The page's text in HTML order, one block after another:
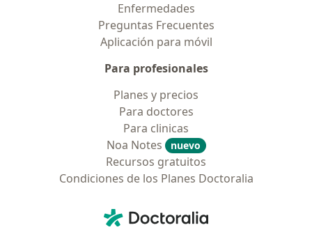
Enfermedades
Preguntas Frecuentes
Aplicación para móvil
Para profesionales
Planes y precios
Para doctores
Para clinicas
Noa Notes
nuevo
Recursos gratuitos
Condiciones de los Planes Doctoralia
Doctoralia - Página de inicio